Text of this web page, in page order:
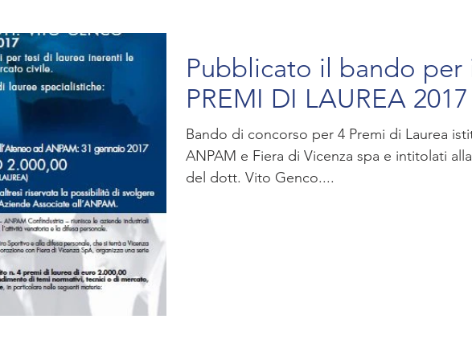
Pubblicato il bando per
PREMI DI LAUREA 2017
Bando di concorso per 4 Premi di Laurea
ANPAM e Fiera di Vicenza spa e intitolati
del dott. Vito Genco....